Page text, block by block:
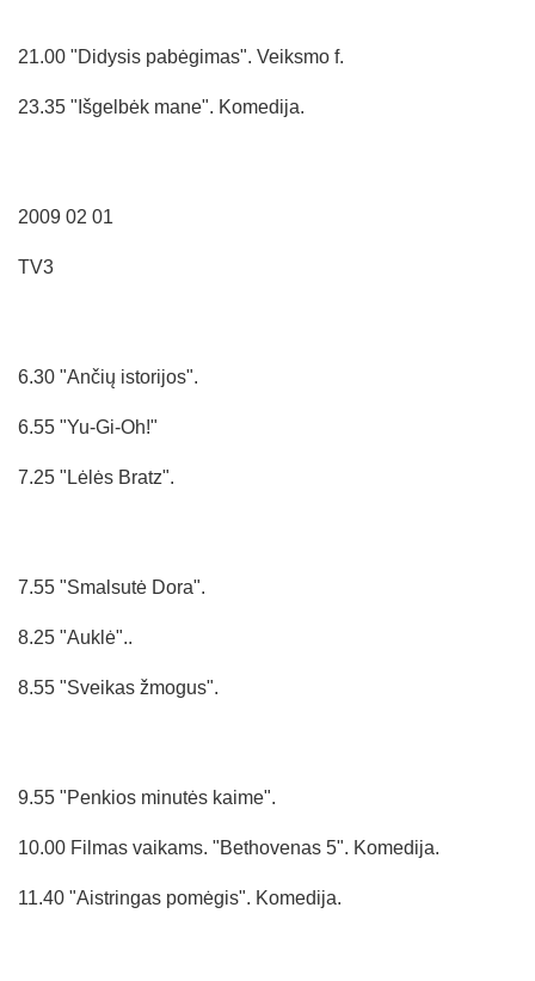
21.00 "Didysis pabėgimas". Veiksmo f.
23.35 "Išgelbėk mane". Komedija.
2009 02 01
TV3
6.30 "Ančių istorijos".
6.55 "Yu-Gi-Oh!"
7.25 "Lėlės Bratz".
7.55 "Smalsutė Dora".
8.25 "Auklė"..
8.55 "Sveikas žmogus".
9.55 "Penkios minutės kaime".
10.00 Filmas vaikams. "Bethovenas 5". Komedija.
11.40 "Aistringas pomėgis". Komedija.